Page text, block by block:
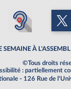
SEMAINE À
©Tous droits
: partiellement
- 126 Rue de